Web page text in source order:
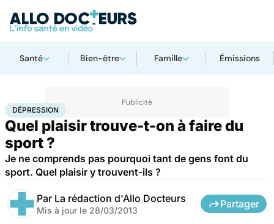
Santé Bien-être Famille Émissions
AccueilBien-être Dépression
DÉPRESSION
Quel plaisir trouve-t-on à faire du
sport ?
Je ne comprends pas pourquoi tant de gens font du
sport. Quel plaisir y trouvent-ils ?
Par La rédaction d'Allo Docteurs
Mis à jour le 28/03/2013
Partager